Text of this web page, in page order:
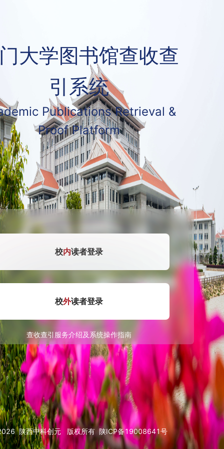
大学图书馆查收查
引系统
Publications Retrieval &
Proof Platform
校内读者登录
校外读者登录
查收查引服务介绍及系统操作指南
陕西中科创元 版权所有 陕ICP备19008641号